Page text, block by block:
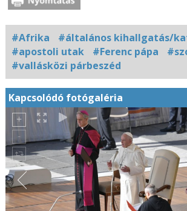
#Afrika
#általános kihallgatás/
#apostoli utak
#Ferenc pápa
#vallásközi párbeszéd
Kapcsolódó fotógaléria